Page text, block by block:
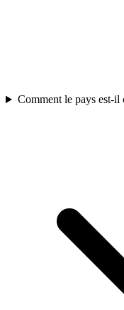
Comment le pays est-il